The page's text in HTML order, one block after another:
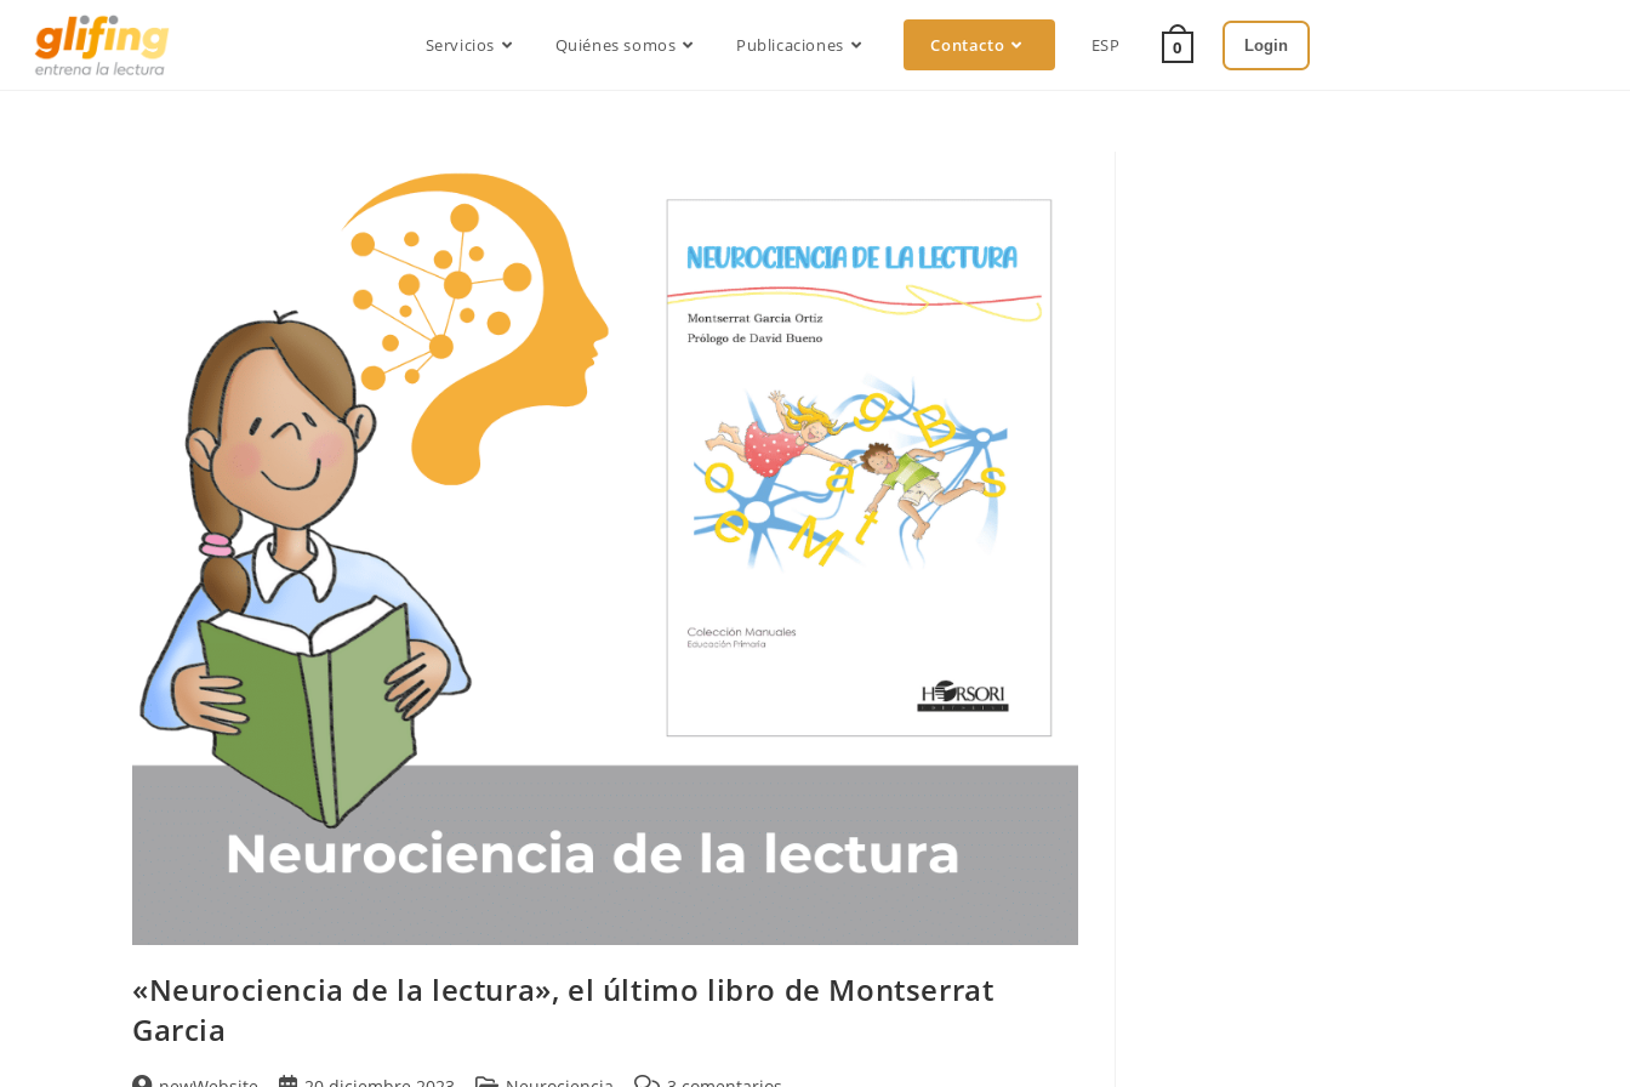
Servicios Quiénes somos Publicaciones Contacto ESP 0 Login
«Neurociencia de la lectura», el último libro de Montserrat
Garcia